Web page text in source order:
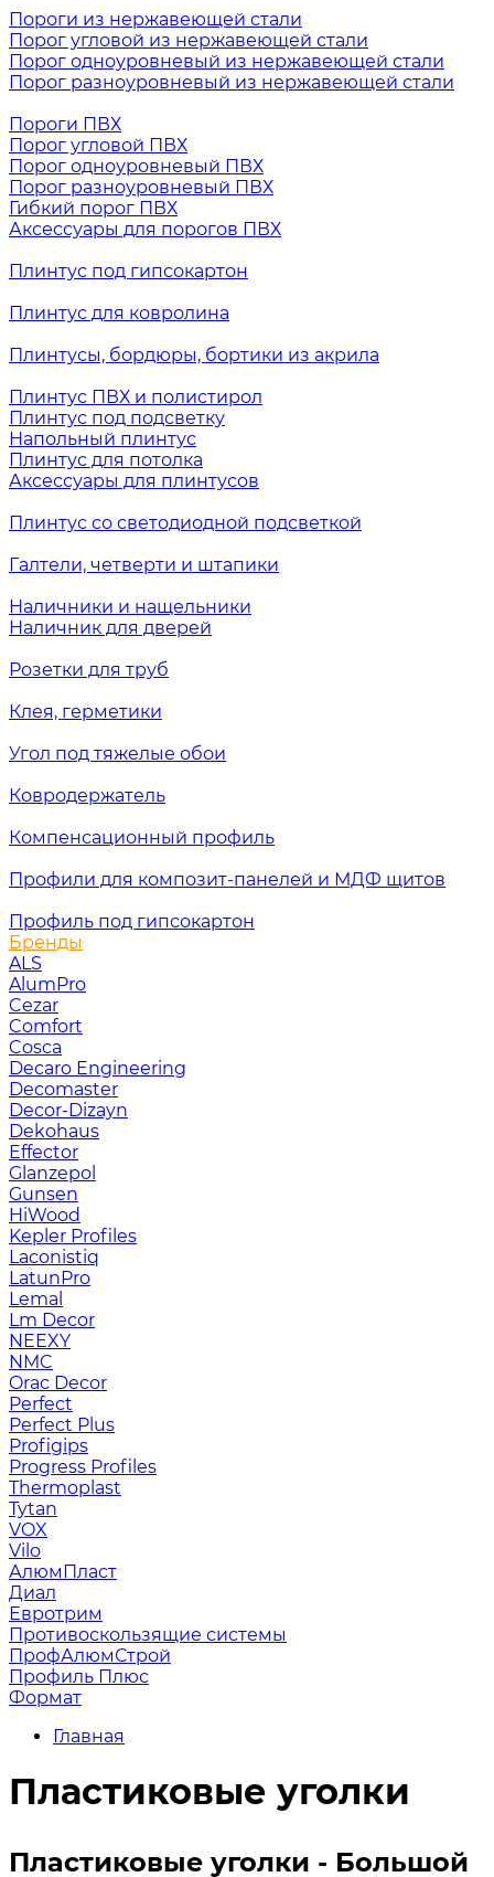
Пороги из нержавеющей стали
Порог угловой из нержавеющей стали
Порог одноуровневый из нержавеющей стали
Порог разноуровневый из нержавеющей стали
Пороги ПВХ
Порог угловой ПВХ
Порог одноуровневый ПВХ
Порог разноуровневый ПВХ
Гибкий порог ПВХ
Аксессуары для порогов ПВХ
Плинтус под гипсокартон
Плинтус для ковролина
Плинтусы, бордюры, бортики из акрила
Плинтус ПВХ и полистирол
Плинтус под подсветку
Напольный плинтус
Плинтус для потолка
Аксессуары для плинтусов
Плинтус со светодиодной подсветкой
Галтели, четверти и штапики
Наличники и нащельники
Наличник для дверей
Розетки для труб
Клея, герметики
Угол под тяжелые обои
Ковродержатель
Компенсационный профиль
Профили для композит-панелей и МДФ щитов
Профиль под гипсокартон
Бренды
ALS
AlumPro
Cezar
Comfort
Cosca
Decaro Engineering
Decomaster
Decor-Dizayn
Dekohaus
Effector
Glanzepol
Gunsen
HiWood
Kepler Profiles
Laconistiq
LatunPro
Lemal
Lm Decor
NEEXY
NMC
Orac Decor
Perfect
Perfect Plus
Profigips
Progress Profiles
Thermoplast
Tytan
VOX
Vilo
АлюмПласт
Диал
Евротрим
Противоскользящие системы
ПрофАлюмСтрой
Профиль Плюс
Формат
Главная
Пластиковые уголки
Пластиковые уголки - Большой